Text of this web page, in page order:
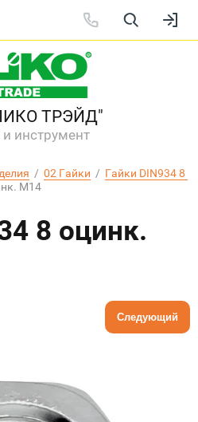
ТРЭЙД"
инструмент
  /
02 Гайки
  /
Гайки DIN934 8
M14
8 оцинк.
Следующий